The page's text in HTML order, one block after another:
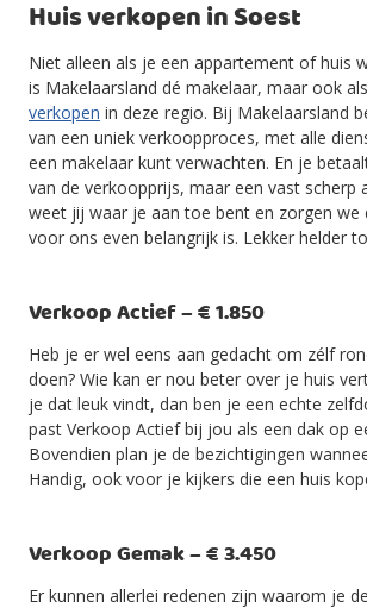
Huis verkopen in Soest
Niet alleen als je een appartement of huis
is Makelaarsland dé makelaar, maar ook
verkopen in deze regio. Bij Makelaarsland
van een uniek verkoopproces, met alle
een makelaar kunt verwachten. En je
van de verkoopprijs, maar een vast scherp
weet jij waar je aan toe bent en zorgen we
voor ons even belangrijk is. Lekker helder
Verkoop Actief – € 1.850
Heb je er wel eens aan gedacht om zélf
doen? Wie kan er nou beter over je huis
je dat leuk vindt, dan ben je een echte
past Verkoop Actief bij jou als een dak op
Bovendien plan je de bezichtigingen
Handig, ook voor je kijkers die een huis
Verkoop Gemak – € 3.450
Er kunnen allerlei redenen zijn waarom je